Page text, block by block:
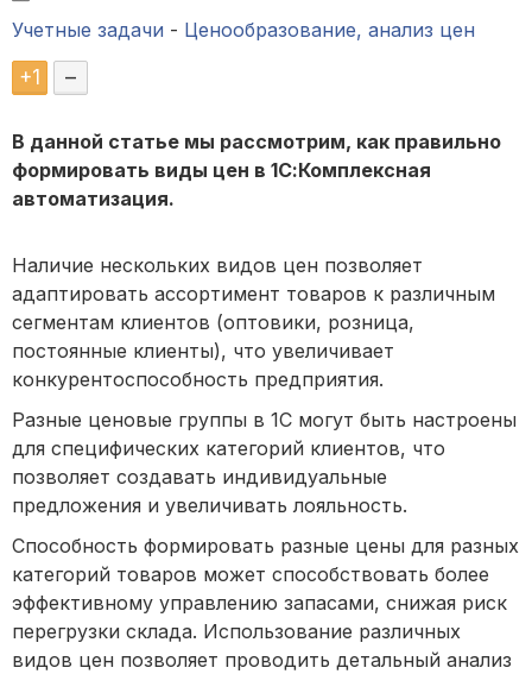
Учетные задачи - Ценообразование, анализ цен
+1 –
В данной статье мы рассмотрим, как правильно
формировать виды цен в 1С:Комплексная
автоматизация.
Наличие нескольких видов цен позволяет
адаптировать ассортимент товаров к различным
сегментам клиентов (оптовики, розница,
постоянные клиенты), что увеличивает
конкурентоспособность предприятия.
Разные ценовые группы в 1С могут быть настроены
для специфических категорий клиентов, что
позволяет создавать индивидуальные
предложения и увеличивать лояльность.
Способность формировать разные цены для разных
категорий товаров может способствовать более
эффективному управлению запасами, снижая риск
перегрузки склада. Использование различных
видов цен позволяет проводить детальный анализ